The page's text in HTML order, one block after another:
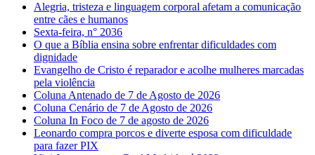
Alegria, tristeza e linguagem corporal afetam a comunicação
entre cães e humanos
Sexta-feira, n° 2036
O que a Bíblia ensina sobre enfrentar dificuldades com
dignidade
Evangelho de Cristo é reparador e acolhe mulheres marcadas
pela violência
Coluna Antenado de 7 de Agosto de 2026
Coluna Cenário de 7 de Agosto de 2026
Coluna In Foco de 7 de agosto de 2026
Leonardo compra porcos e diverte esposa com dificuldade
para fazer PIX